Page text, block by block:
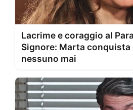
Lacrime e coraggio al
Signore: Marta
nessuno mai